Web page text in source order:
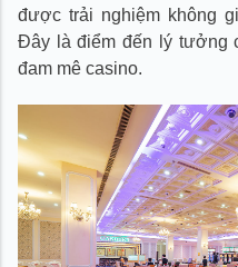
được trải nghiệm không
Đây là điểm đến lý tưởng
đam mê casino.